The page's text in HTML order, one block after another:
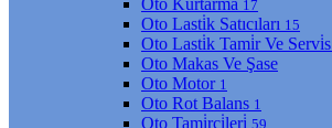
17
Oto Lasti̇k Satıcıları 15
Oto Lasti̇k Tami̇r Ve Servi̇s
Oto Makas Ve Şase
Oto Motor 1
Oto Rot Balans 1
Oto Tami̇rci̇leri̇ 59